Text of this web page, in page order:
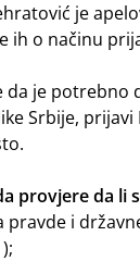
je
ih o načinu
da je
Srbije, prijavi
provjere da li
i